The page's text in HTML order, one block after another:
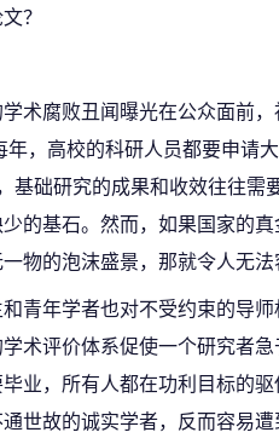
？
术腐败丑闻曝光在公众面前
，高校的科研人员都要申请
基础研究的成果和收效往往需
的基石。然而，如果国家的
物的泡沫盛景，那就令人无法
青年学者也对不受约束的导
术评价体系促使一个研究者
业，所有人都在功利目标的
世故的诚实学者，反而容易